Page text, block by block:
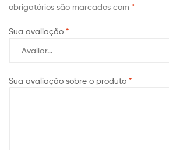
obrigatórios são marcados com *
Sua avaliação *
Sua avaliação sobre o produto *